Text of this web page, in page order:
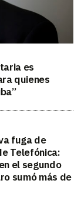
es
quienes
fuga de
Telefónica:
el segundo
sumó más de